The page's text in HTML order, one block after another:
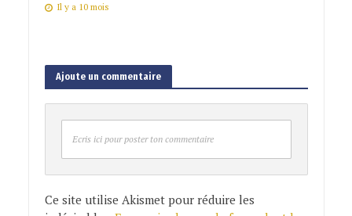
Il y a 10 mois
Ajoute un commentaire
Ecris ici pour poster ton commentaire
Ce site utilise Akismet pour réduire les